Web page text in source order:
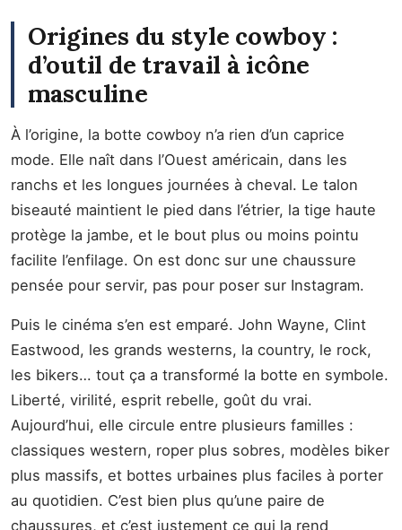
Origines du style cowboy :
d’outil de travail à icône
masculine
À l’origine, la botte cowboy n’a rien d’un caprice
mode. Elle naît dans l’Ouest américain, dans les
ranchs et les longues journées à cheval. Le talon
biseauté maintient le pied dans l’étrier, la tige haute
protège la jambe, et le bout plus ou moins pointu
facilite l’enfilage. On est donc sur une chaussure
pensée pour servir, pas pour poser sur Instagram.
Puis le cinéma s’en est emparé. John Wayne, Clint
Eastwood, les grands westerns, la country, le rock,
les bikers… tout ça a transformé la botte en symbole.
Liberté, virilité, esprit rebelle, goût du vrai.
Aujourd’hui, elle circule entre plusieurs familles :
classiques western, roper plus sobres, modèles biker
plus massifs, et bottes urbaines plus faciles à porter
au quotidien. C’est bien plus qu’une paire de
chaussures, et c’est justement ce qui la rend